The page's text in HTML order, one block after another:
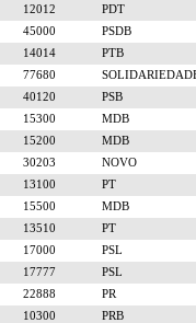
12012
PDT
45000
PSDB
14014
PTB
77680
40120
PSB
15300
MDB
15200
MDB
30203
NOVO
13100
PT
15500
MDB
13510
PT
17000
PSL
17777
PSL
22888
PR
10300
PRB